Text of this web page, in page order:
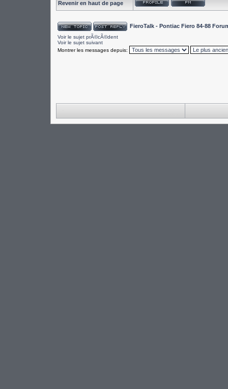
Revenir en haut de page
FieroTalk - Pontiac Fiero 84-88
Voir le sujet prÃ©cÃ©dent
Voir le sujet suivant
Montrer les messages depuis: